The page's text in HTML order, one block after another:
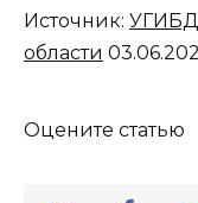
Источник:
области
Оцените статью